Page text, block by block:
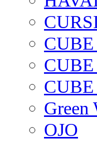
OJO